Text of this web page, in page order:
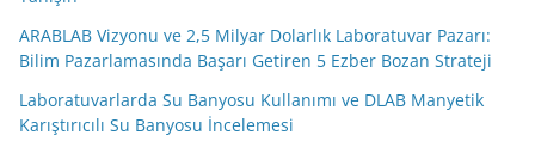
ARABLAB Vizyonu ve 2,5 Milyar Dolarlık Laboratuvar Pazarı:
Bilim Pazarlamasında Başarı Getiren 5 Ezber Bozan Strateji
Laboratuvarlarda Su Banyosu Kullanımı ve DLAB Manyetik
Karıştırıcılı Su Banyosu İncelemesi